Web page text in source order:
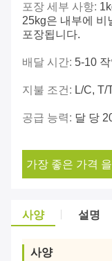
포장 세부 사항:
25kg은 내부에 비
포장됩니다.
배달 시간: 5-10
지불 조건: L/C, T/
공급 능력: 달 당
가장 좋은 가격
사양 설명
사양